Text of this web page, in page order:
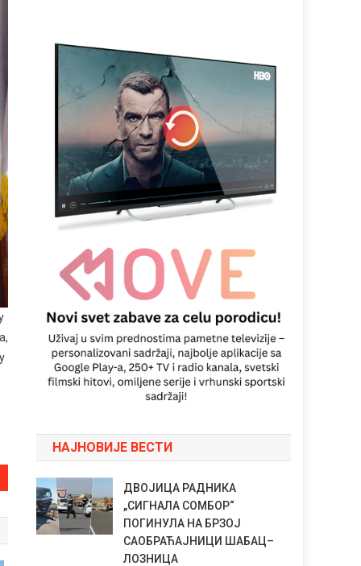
НАЈНОВИЈЕ ВЕСТИ
ДВОЈИЦА РАДНИКА
„СИГНАЛА СОМБОР“
ПОГИНУЛА НА БРЗОЈ
САОБРАЋАЈНИЦИ ШАБАЦ–
ЛОЗНИЦА